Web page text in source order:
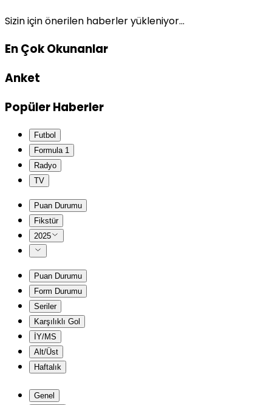
Sizin için önerilen haberler yükleniyor...
En Çok Okunanlar
Anket
Popüler Haberler
Futbol
Formula 1
Radyo
TV
Puan Durumu
Fikstür
2025
Puan Durumu
Form Durumu
Seriler
Karşılıklı Gol
İY/MS
Alt/Üst
Haftalık
Genel